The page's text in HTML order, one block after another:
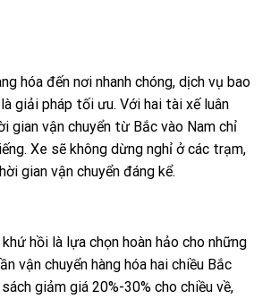
hóa đến nơi nhanh chóng, dịch vụ bao
giải pháp tối ưu. Với hai tài xế luân
gian vận chuyển từ Bắc vào Nam chỉ
Xe sẽ không dừng nghỉ ở các trạm,
gian vận chuyển đáng kể.
hồi là lựa chọn hoàn hảo cho những
vận chuyển hàng hóa hai chiều Bắc
giảm giá 20%-30% cho chiều về,